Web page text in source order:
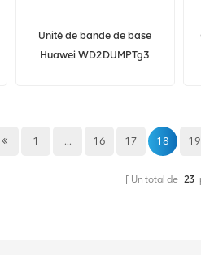
Unité de bande de base
Huawei WD2DUMPTg3
1 ... 16 17 18 19
Un total de 23